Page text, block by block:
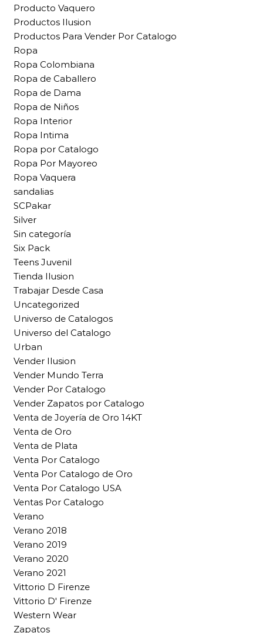
Producto Vaquero
Productos Ilusion
Productos Para Vender Por Catalogo
Ropa
Ropa Colombiana
Ropa de Caballero
Ropa de Dama
Ropa de Niños
Ropa Interior
Ropa Intima
Ropa por Catalogo
Ropa Por Mayoreo
Ropa Vaquera
sandalias
SCPakar
Silver
Sin categoría
Six Pack
Teens Juvenil
Tienda Ilusion
Trabajar Desde Casa
Uncategorized
Universo de Catalogos
Universo del Catalogo
Urban
Vender Ilusion
Vender Mundo Terra
Vender Por Catalogo
Vender Zapatos por Catalogo
Venta de Joyería de Oro 14KT
Venta de Oro
Venta de Plata
Venta Por Catalogo
Venta Por Catalogo de Oro
Venta Por Catalogo USA
Ventas Por Catalogo
Verano
Verano 2018
Verano 2019
Verano 2020
Verano 2021
Vittorio D Firenze
Vittorio D' Firenze
Western Wear
Zapatos